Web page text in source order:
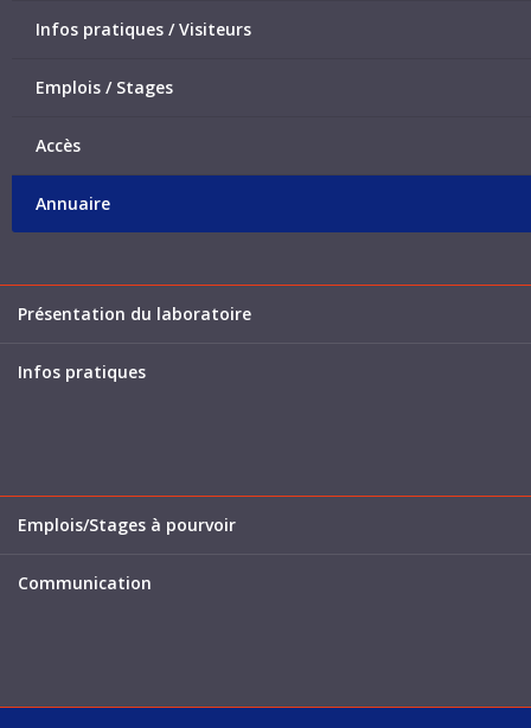
Infos pratiques / Visiteurs
Emplois / Stages
Accès
Annuaire
Présentation du laboratoire
Infos pratiques
Emplois/Stages à pourvoir
Communication